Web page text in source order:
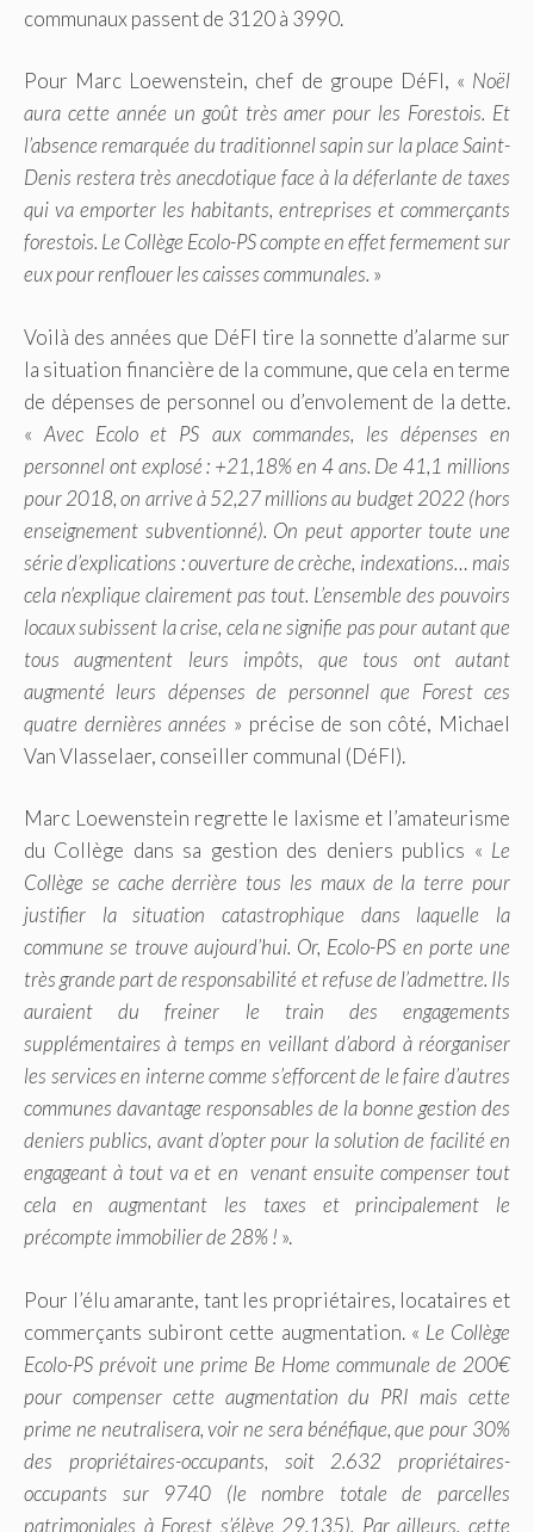
communaux passent de 3120 à 3990.
Pour Marc Loewenstein, chef de groupe DéFI, « Noël
aura cette année un goût très amer pour les Forestois. Et
l’absence remarquée du traditionnel sapin sur la place Saint-
Denis restera très anecdotique face à la déferlante de taxes
qui va emporter les habitants, entreprises et commerçants
forestois. Le Collège Ecolo-PS compte en effet fermement sur
eux pour renflouer les caisses communales. »
Voilà des années que DéFI tire la sonnette d’alarme sur
la situation financière de la commune, que cela en terme
de dépenses de personnel ou d’envolement de la dette.
«Avec Ecolo et PS aux commandes, les dépenses en
personnel ont explosé : +21,18% en 4 ans. De 41,1 millions
pour 2018, on arrive à 52,27 millions au budget 2022 (hors
enseignement subventionné). On peut apporter toute une
série d’explications : ouverture de crèche, indexations… mais
cela n’explique clairement pas tout. L’ensemble des pouvoirs
locaux subissent la crise, cela ne signifie pas pour autant que
tous augmentent leurs impôts, que tous ont autant
augmenté leurs dépenses de personnel que Forest ces
quatre dernières années » précise de son côté, Michael
Van Vlasselaer, conseiller communal (DéFI).
Marc Loewenstein regrette le laxisme et l’amateurisme
du Collège dans sa gestion des deniers publics « Le
Collège se cache derrière tous les maux de la terre pour
justifier la situation catastrophique dans laquelle la
commune se trouve aujourd’hui. Or, Ecolo-PS en porte une
très grande part de responsabilité et refuse de l’admettre. Ils
auraient du freiner le train des engagements
supplémentaires à temps en veillant d’abord à réorganiser
les services en interne comme s’efforcent de le faire d’autres
communes davantage responsables de la bonne gestion des
deniers publics, avant d’opter pour la solution de facilité en
engageant à tout va et en venant ensuite compenser tout
cela en augmentant les taxes et principalement le
précompte immobilier de 28% ! ».
Pour l’élu amarante, tant les propriétaires, locataires et
commerçants subiront cette augmentation. « Le Collège
Ecolo-PS prévoit une prime Be Home communale de 200€
pour compenser cette augmentation du PRI mais cette
prime ne neutralisera, voir ne sera bénéfique, que pour 30%
des propriétaires-occupants, soit 2.632 propriétaires-
occupants sur 9740 (le nombre totale de parcelles
patrimoniales à Forest s’élève 29.135). Par ailleurs, cette